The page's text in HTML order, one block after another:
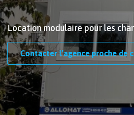
Location modulaire pour les
Contacter l’agence proche de